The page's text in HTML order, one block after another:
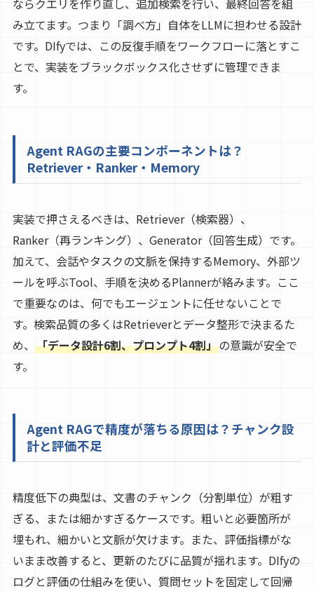
ならクエリを作り直し、追加検索を行い、最終回答を組
み立てます。つまり「調べ方」自体をLLMに担わせる設計
です。DIfyでは、この反復手順をワークフローに落とすこ
とで、実装をブラックボックス化させずに管理できま
す。
Agent RAGの主要コンポーネントは？
Retriever・Ranker・Memory
実装で押さえるべきは、Retriever（検索器）、
Ranker（再ランキング）、Generator（回答生成）です。
加えて、会話やタスクの文脈を保持するMemory、外部ツ
ールを呼ぶTool、手順を決めるPlannerが絡みます。ここ
で重要なのは、何でもエージェントに任せないことで
す。検索品質の多くはRetrieverとデータ整形で決まるた
め、 「データ設計6割、プロンプト4割」の意識が安全で
す。
Agent RAGで精度が落ちる原因は？チャンク設
計と評価不足
精度低下の典型は、文書のチャンク（分割単位）が粗す
ぎる、または細かすぎるケースです。粗いと必要箇所が
埋もれ、細かいと文脈が欠けます。また、評価指標がな
いまま改善すると、更新のたびに品質が揺れます。DIfyの
ログと評価の仕組みを使い、質問セットを固定して回帰